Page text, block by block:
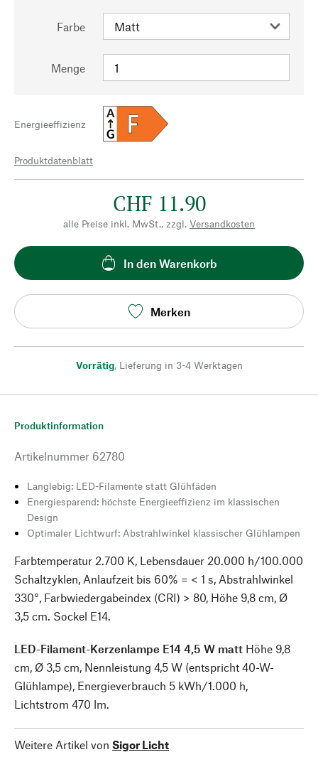
Farbe
Menge
Energieeffizienz F
A
G
Produktdatenblatt
CHF 11.90
alle Preise inkl. MwSt., zzgl. Versandkosten
In den Warenkorb
Merken
Vorrätig, Lieferung in 3-4 Werktagen
Produktinformation
Artikelnummer 62780
Langlebig: LED-Filamente statt Glühfäden
Energiesparend: höchste Energieeffizienz im klassischen
Design
Optimaler Lichtwurf: Abstrahlwinkel klassischer Glühlampen
Farbtemperatur 2.700 K, Lebensdauer 20.000 h/100.000
Schaltzyklen, Anlaufzeit bis 60% = < 1 s, Abstrahlwinkel
330°, Farbwiedergabeindex (CRI) > 80, Höhe 9,8 cm, Ø
3,5 cm. Sockel E14.
LED-Filament-Kerzenlampe E14 4,5 W matt Höhe 9,8
cm, Ø 3,5 cm, Nennleistung 4,5 W (entspricht 40-W-
Glühlampe), Energieverbrauch 5 kWh/1.000 h,
Lichtstrom 470 lm.
Weitere Artikel von Sigor Licht